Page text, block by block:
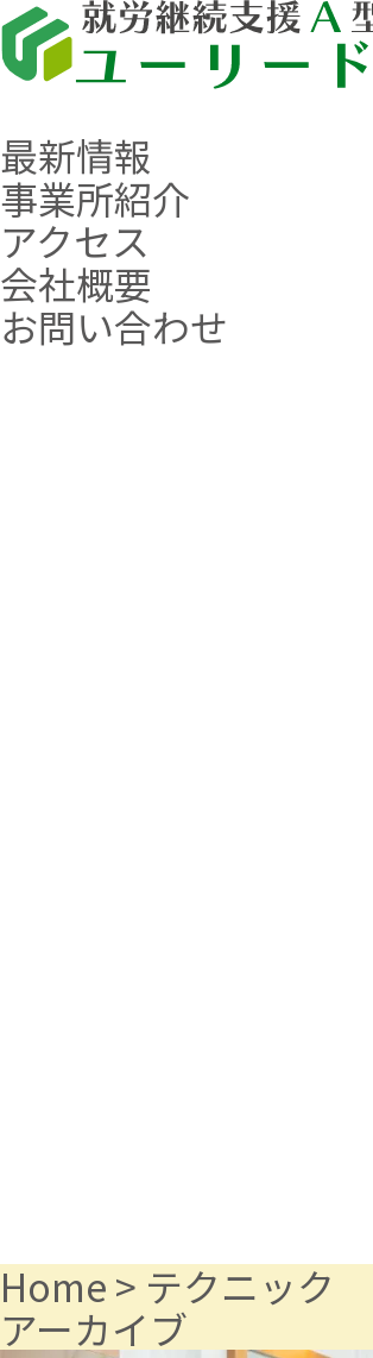
最新情報
事業所紹介
アクセス
会社概要
お問い合わせ
Home> テクニック
アーカイブ